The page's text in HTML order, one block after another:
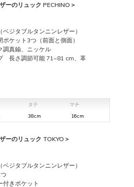
ーのリュック PECHINO＞
ジタブルタンニンレザー）
ケット3つ（前面と側面）
真鍮、ニッケル
長さ調節可能 71~81 cm、革
タテ
マチ
38cm 16cm
ーのリュック TOKYO＞
ジタブルタンニンレザー）
きポケット